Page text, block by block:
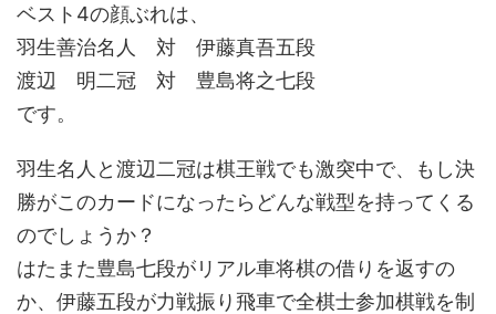
ベスト4の顔ぶれは、
羽生善治名人 対 伊藤真吾五段
渡辺 明二冠 対 豊島将之七段
です。
羽生名人と渡辺二冠は棋王戦でも激突中で、もし決
勝がこのカードになったらどんな戦型を持ってくる
のでしょうか？
はたまた豊島七段がリアル車将棋の借りを返すの
か、伊藤五段が力戦振り飛車で全棋士参加棋戦を制